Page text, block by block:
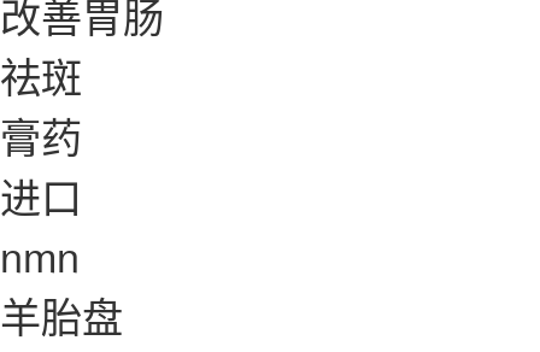
改善胃肠
祛斑
膏药
进口
nmn
羊胎盘